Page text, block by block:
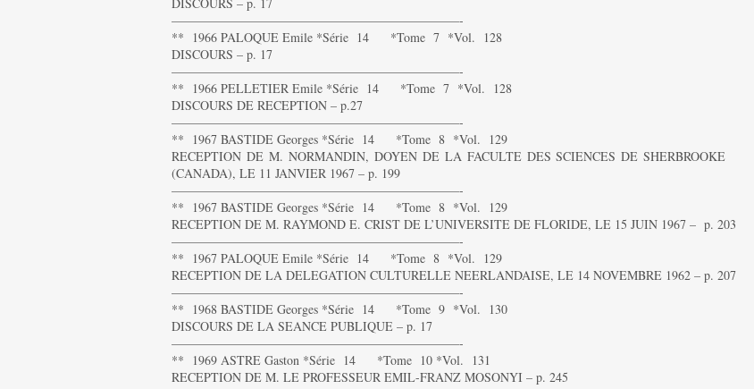
———————————————————————-
** 1966 PALOQUE Emile *Série 14 *Tome 7 *Vol. 128
DISCOURS – p. 17
———————————————————————-
** 1966 PELLETIER Emile *Série 14 *Tome 7 *Vol. 128
DISCOURS DE RECEPTION – p.27
———————————————————————-
** 1967 BASTIDE Georges *Série 14 *Tome 8 *Vol. 129
RECEPTION DE M. NORMANDIN, DOYEN DE LA FACULTE DES SCIENCES DE SHERBROOKE
(CANADA), LE 11 JANVIER 1967 – p. 199
———————————————————————-
** 1967 BASTIDE Georges *Série 14 *Tome 8 *Vol. 129
RECEPTION DE M. RAYMOND E. CRIST DE L’UNIVERSITE DE FLORIDE, LE 15 JUIN 1967 – p. 203
———————————————————————-
** 1967 PALOQUE Emile *Série 14 *Tome 8 *Vol. 129
RECEPTION DE LA DELEGATION CULTURELLE NEERLANDAISE, LE 14 NOVEMBRE 1962 – p. 207
———————————————————————-
** 1968 BASTIDE Georges *Série 14 *Tome 9 *Vol. 130
DISCOURS DE LA SEANCE PUBLIQUE – p. 17
———————————————————————-
** 1969 ASTRE Gaston *Série 14 *Tome 10 *Vol. 131
RECEPTION DE M. LE PROFESSEUR EMIL-FRANZ MOSONYI – p. 245